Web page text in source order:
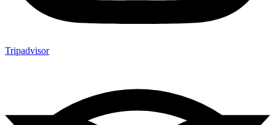
Tripadvisor